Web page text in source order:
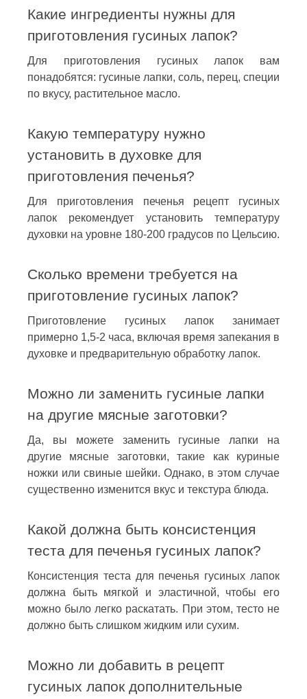
Какие ингредиенты нужны для
приготовления гусиных лапок?
Для приготовления гусиных лапок вам
понадобятся: гусиные лапки, соль, перец, специи
по вкусу, растительное масло.
Какую температуру нужно
установить в духовке для
приготовления печенья?
Для приготовления печенья рецепт гусиных
лапок рекомендует установить температуру
духовки на уровне 180-200 градусов по Цельсию.
Сколько времени требуется на
приготовление гусиных лапок?
Приготовление гусиных лапок занимает
примерно 1,5-2 часа, включая время запекания в
духовке и предварительную обработку лапок.
Можно ли заменить гусиные лапки
на другие мясные заготовки?
Да, вы можете заменить гусиные лапки на
другие мясные заготовки, такие как куриные
ножки или свиные шейки. Однако, в этом случае
существенно изменится вкус и текстура блюда.
Какой должна быть консистенция
теста для печенья гусиных лапок?
Консистенция теста для печенья гусиных лапок
должна быть мягкой и эластичной, чтобы его
можно было легко раскатать. При этом, тесто не
должно быть слишком жидким или сухим.
Можно ли добавить в рецепт
гусиных лапок дополнительные